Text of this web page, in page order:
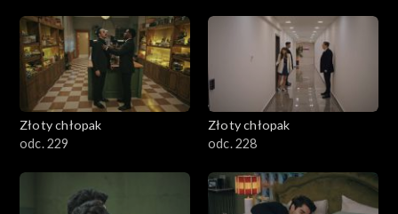
Złoty chłopak
odc. 229
Złoty chłopak
odc. 228